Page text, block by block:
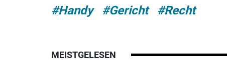
#Handy #Gericht #Recht
MEISTGELESEN